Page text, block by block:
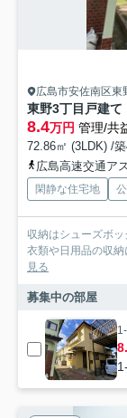
広島市安佐南区東
東野3丁目戸建て
8.4万円 管理/共
72.86㎡ (3LDK) /
広島高速交通ア
閑静な住宅地
収納はシューズボ
衣類や日用品の収
見る
募集中の部屋